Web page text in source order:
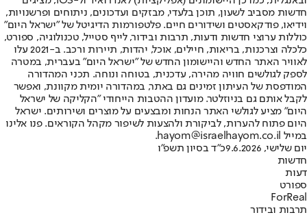
חדשות מסביב לשעון, תוכן בלעדי, מבזקים ועדכונים, ניתוחים ופרשנויות,
וידיאו, פודקאסטים ושידורים חיים. פלטפורמות הדיגיטל של "ישראל היום"
כוללות ערוצי חדשות ודעות, תרבות ובידור, לייף סטייל, טכנולוגיה, ספורט,
כלכלה וצרכנות, בריאות, חיילים, אוכל, יהדות, תיירות ורכב. ב-2021 עלו
לאוויר האתר החדש והיישומון החדש של "ישראל היום" בעברית, במטרה
לספק לגולשים חוויה מהירה, עדכנית, בטוחה ונוחה. תכני המהדורה
המודפסת של העיתון זמינים גם באתר, במהדורה יומית מקוונת, ואפשר
לקבל אותם גם בניוזלטר. מועדון ההטבות הייחודי "הקליקה של ישראל
היום" מציע לגולשי האתר הנחות ומבצעים על מוצרים ושירותים. ישראל
היום פתוח להערות, לביקורת ולהצעות לשיפור מקהל הקוראים. פנו אלינו
במייל hayom@israelhayom.co.il.
יום שלישי, 9.6.2026
כ"ד בסיון תשפ"ו
חדשות
דעות
ספורט
ForReal
תרבות ובידור